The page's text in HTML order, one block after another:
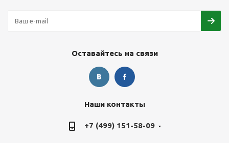
Оставайтесь на связи
Наши контакты
+7 (499) 151-58-09